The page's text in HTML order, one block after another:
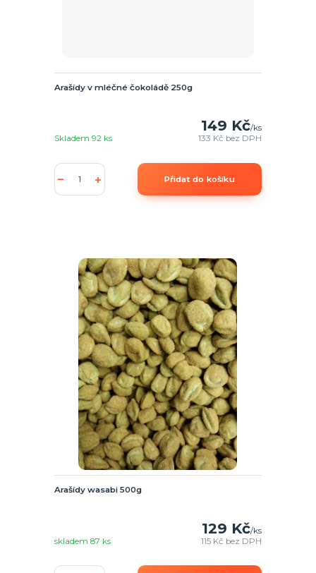
Arašídy v mléčné čokoládě 250g
149 Kč/ks
133 Kč bez DPH
Skladem 92 ks
Přidat do košíku
Arašídy wasabi 500g
129 Kč/ks
115 Kč bez DPH
skladem 87 ks